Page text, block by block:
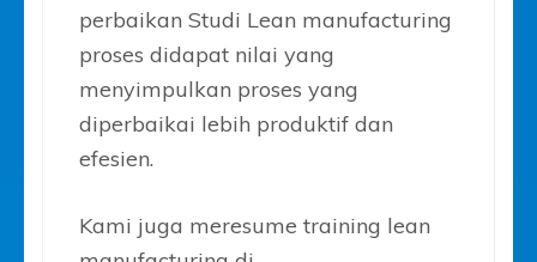
perbaikan Studi Lean manufacturing
proses didapat nilai yang
menyimpulkan proses yang
diperbaikai lebih produktif dan
efesien.
Kami juga meresume training lean